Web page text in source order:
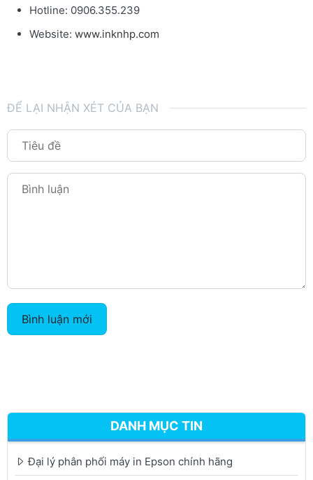
Hotline: 0906.355.239
Website: www.inknhp.com
ĐỂ LẠI NHẬN XÉT CỦA BẠN
Bình luận mới
DANH MỤC TIN
Đại lý phân phối máy in Epson chính hãng